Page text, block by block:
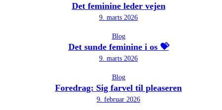
Det feminine leder vejen
9. marts 2026
Blog
Det sunde feminine i os 💝
9. marts 2026
Blog
Foredrag: Sig farvel til pleaseren
9. februar 2026